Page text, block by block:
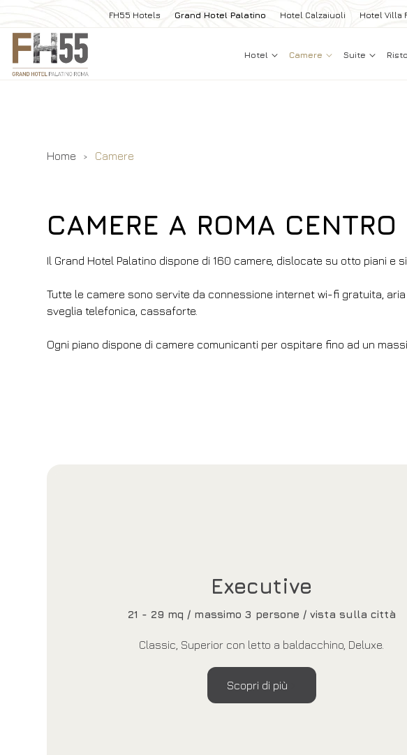
FH55 Hotels Grand Hotel Palatino Hotel Calzaiuoli Hotel Villa
Hotel Camere Suite
Home Camere
CAMERE A ROMA CENTRO
Il Grand Hotel Palatino dispone di 160 camere, dislocate su otto piani e
Tutte le camere sono servite da connessione internet wi-fi gratuita,
sveglia telefonica, cassaforte.
Ogni piano dispone di camere comunicanti per ospitare fino ad un
Executive
21 - 29 mq / massimo 3 persone / vista sulla città
Classic, Superior con letto a baldacchino, Deluxe.
Scopri di più